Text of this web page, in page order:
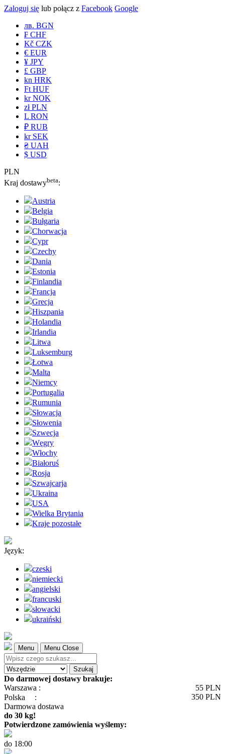
Zaloguj się lub połącz z Facebook Google
лв. BGN
₣ CHF
Kč CZK
€ EUR
¥ JPY
£ GBP
kn HRK
Ft HUF
kr NOK
zł PLN
L RON
₽ RUB
kr SEK
₴ UAH
$ USD
PLN
Kraj dostawybeta:
Austria
Belgia
Bułgaria
Chorwacja
Cypr
Czechy
Dania
Estonia
Finlandia
Francja
Grecja
Hiszpania
Holandia
Irlandia
Litwa
Luksemburg
Łotwa
Malta
Niemcy
Portugalia
Rumunia
Słowacja
Słowenia
Szwecja
Węgry
Włochy
Białoruś
Rosja
Szwajcarja
Ukraina
USA
Wielka Brytania
Kraje pozostałe
Język:
czeski
niemiecki
angielski
francuski
słowacki
ukraiński
Menu Menu Close
Szukaj
Do darmowej dostawy brakuje:
Warszawa :
55 PLN
Polska
: 350 PLN
Darmowa dostawa
do 30 kg!
Potwierdzone zamówienia wyślemy:
do 18:00